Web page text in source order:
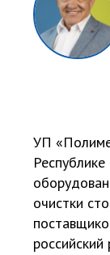
УП
очистки
российский